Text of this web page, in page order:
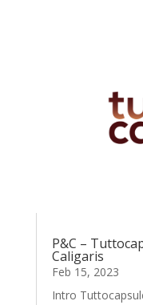
P&C –
Caligaris
Feb 15, 2023
Intro